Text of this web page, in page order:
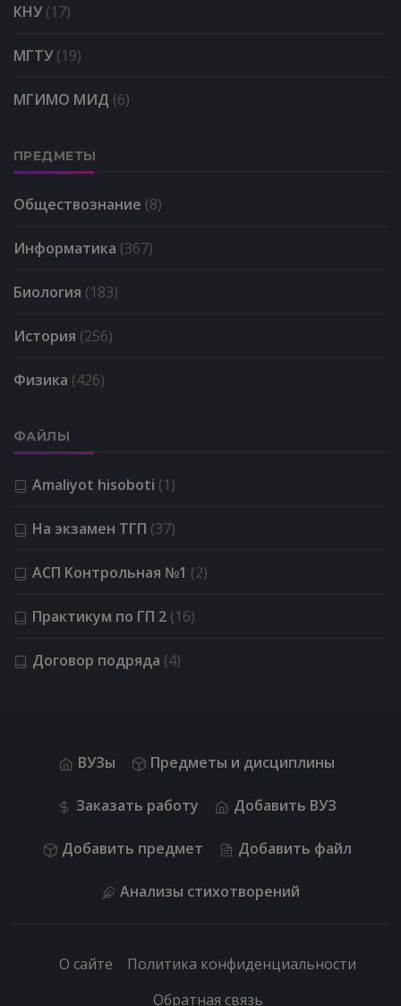
КНУ(17)
МГТУ(19)
МГИМО МИД (6)
ПРЕДМЕТЫ
Обществознание (8)
Информатика (367)
Биология (183)
История (256)
Физика (426)
ФАЙЛЫ
Amaliyot hisoboti (1)
На экзамен ТГП (37)
АСП Kонтрольная №1 (2)
Практикум по ГП 2 (16)
Договор подряда (4)
ВУЗы Предметы и дисциплины
Заказать работу Добавить ВУЗ
Добавить предмет Добавить файл
Анализы стихотворений
О сайте
Политика конфиденциальности
Обратная связь